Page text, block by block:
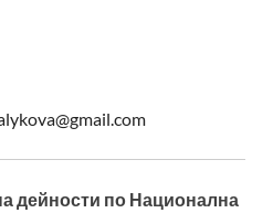
дейности по Национална